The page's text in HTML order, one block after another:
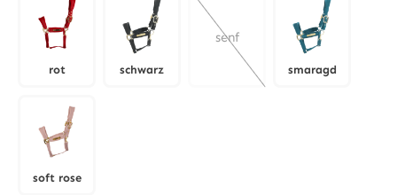
rot schwarz
senf
smaragd
soft rose